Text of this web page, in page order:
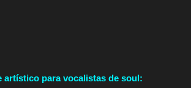
artístico para vocalistas de soul: